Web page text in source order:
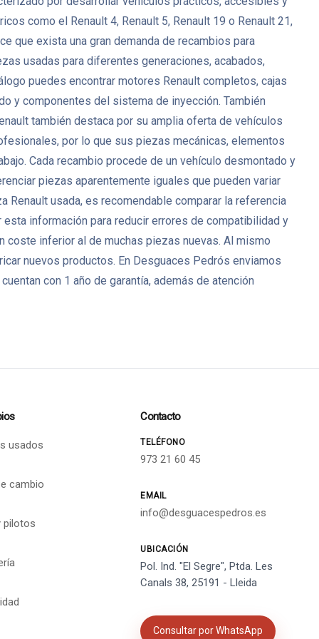
como el Renault 4, Renault 5, Renault 19 o Renault 21,
que exista una gran demanda de recambios para
usadas para diferentes generaciones, acabados,
puedes encontrar motores Renault completos, cajas
y componentes del sistema de inyección. También
también destaca por su amplia oferta de vehículos
por lo que sus piezas mecánicas, elementos
Cada recambio procede de un vehículo desmontado y
piezas aparentemente iguales que pueden variar
usada, es recomendable comparar la referencia
información para reducir errores de compatibilidad y
coste inferior al de muchas piezas nuevas. Al mismo
nuevos productos. En Desguaces Pedrós enviamos
con 1 año de garantía, además de atención
usados
cambio
pilotos
Contacto
TELÉFONO
973 21 60 45
EMAIL
info@desguacespedros.es
UBICACIÓN
Pol. Ind. "El Segre", Ptda. Les
Canals 38, 25191 - Lleida
Consultar por WhatsApp